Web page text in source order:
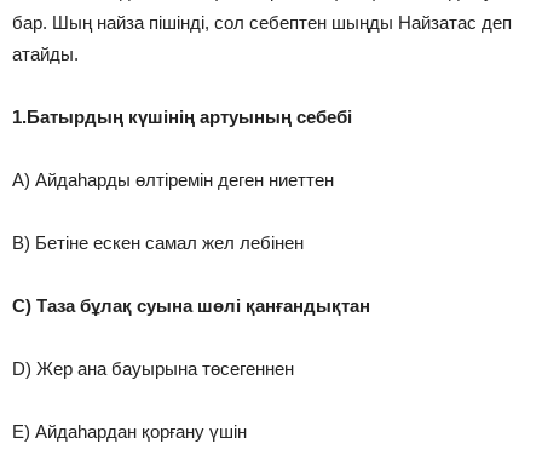
бар. Шың найза пішінді, сол себептен шыңды Найзатас деп
атайды.
1.Батырдың күшінің артуының себебі
A) Айдаһарды өлтіремін деген ниеттен
B) Бетіне ескен самал жел лебінен
C) Таза бұлақ суына шөлі қанғандықтан
D) Жер ана бауырына төсегеннен
E) Айдаһардан қорғану үшін